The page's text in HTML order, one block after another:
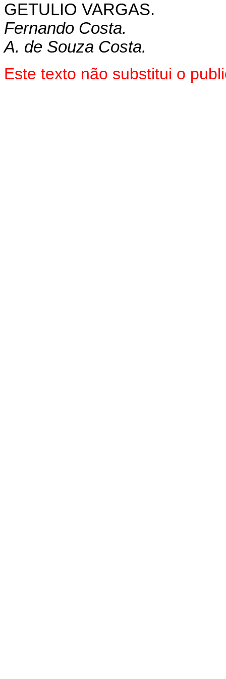
GETULIO VARGAS.
Fernando Costa.
A. de Souza Costa.
Este texto não substitui o